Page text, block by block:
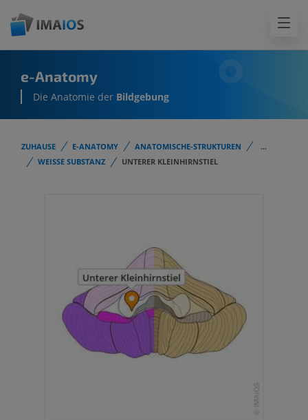
e-Anatomy
Die Anatomie der Bildgebung
ZUHAUSE E-ANATOMY ANATOMISCHE-STRUKTUREN
...
WEISSE SUBSTANZ
UNTERER KLEINHIRNSTIEL